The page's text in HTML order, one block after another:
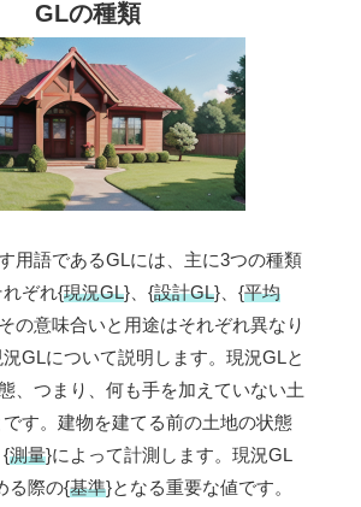
GLの種類
用語であるGLには、主に3つの種類
ぞれ{現況GL}、{設計GL}、{平均
の意味合いと用途はそれぞれ異なり
GLについて説明します。現況GLと
、つまり、何も手を加えていない土
す。建物を建てる前の土地の状態
{測量}によって計測します。現況GL
る際の{基準}となる重要な値です。